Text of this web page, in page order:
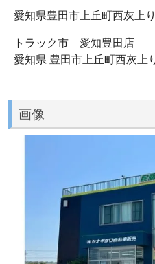
愛知県豊田市上丘町西灰上
トラック市 愛知豊田店
愛知県 豊田市上丘町西灰上
画像